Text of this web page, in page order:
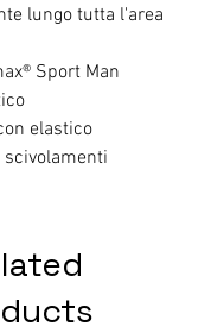
lungo tutta l'area
Sport Man
elastico